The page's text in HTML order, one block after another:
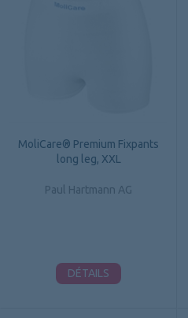
MoliCare® Premium Fixpants
long leg, XXL
Paul Hartmann AG
DÉTAILS